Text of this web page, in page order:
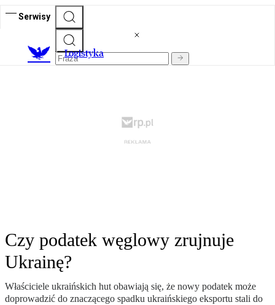
Serwisy
Logistyka
Czy podatek węglowy zrujnuje
Ukrainę?
Właściciele ukraińskich hut obawiają się, że nowy podatek może
doprowadzić do znaczącego spadku ukraińskiego eksportu stali do